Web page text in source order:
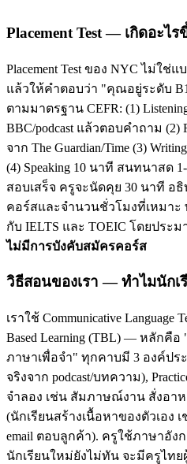
Placement Test — เกิดอะไ
Placement Test ของ NYC ไม่ใช่
แล้วให้คำตอบว่า "คุณอยู่ระดับ
ตามมาตรฐาน CEFR: (1)
BBC/podcast แล้วตอบคำถาม (2)
จาก The Guardian/Time (3)
(4) Speaking 10 นาที สนทนาสด
สอบเสร็จ ครูจะนัดคุย 30 นาที อ
คอร์สและจำนวนชั่วโมงที่เหมาะ
กับ IELTS และ TOEIC โดยประ
ไม่มีการบังคับสมัครคอร์ส
วิธีสอนของเรา — ทำไมนักเ
เราใช้ Communicative Language
Based Learning (TBL) — หลักคื
ภาษาเพื่อจำ" ทุกคาบมี 3 องค์ปร
จริงจาก podcast/บทความ),
จำลอง เช่น สัมภาษณ์งาน สั่งอาห
(นักเรียนสร้างเนื้อหาของตัวเอง
email ตอบลูกค้า). ครูใช้ภาษาอัง
นักเรียนใหม่ยังไม่ทัน จะมีครูไทย